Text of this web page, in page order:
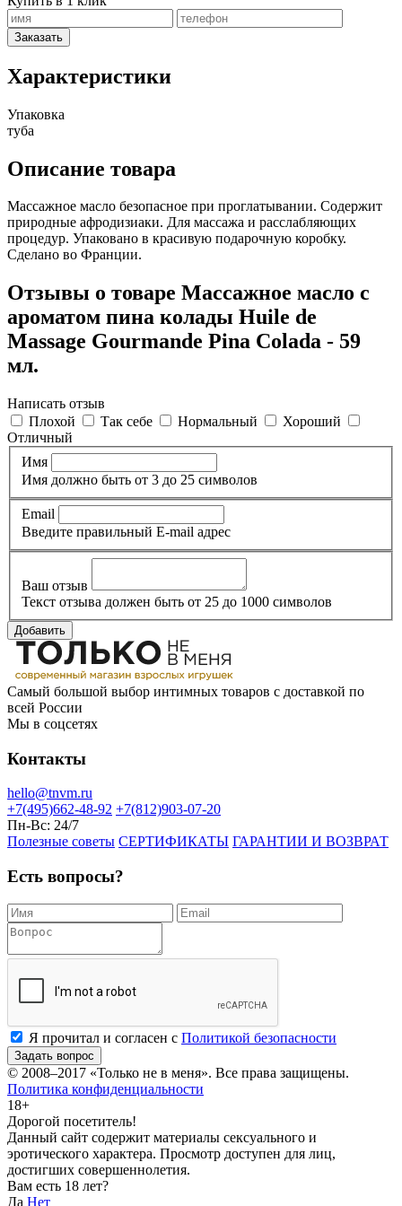
Заказать
Характеристики
Упаковка
туба
Описание товара
Массажное масло безопасное при проглатывании. Содержит
природные афродизиаки. Для массажа и расслабляющих
процедур. Упаковано в красивую подарочную коробку.
Сделано во Франции.
Отзывы о товаре Массажное масло с
ароматом пина колады Huile de
Massage Gourmande Pina Colada - 59
мл.
Написать отзыв
Плохой
Так себе Нормальный
Хороший
Отличный
Имя
Имя должно быть от 3 до 25 символов
Email
Введите правильный E-mail адрес
Ваш отзыв
Текст отзыва должен быть от 25 до 1000 символов
Добавить
Самый большой выбор интимных товаров с доставкой по
всей России
Мы в соцсетях
Контакты
hello@tnvm.ru
+7(495)662-48-92 +7(812)903-07-20
Пн-Вс: 24/7
Полезные советы СЕРТИФИКАТЫ ГАРАНТИИ И ВОЗВРАТ
Есть вопросы?
Я прочитал и согласен с Политикой безопасности
Задать вопрос
© 2008–2017 «Только не в меня». Все права защищены.
Политика конфиденциальности
18+
Дорогой посетитель!
Данный сайт содержит материалы сексуального и
эротического характера. Просмотр доступен для лиц,
достигших совершеннолетия.
Вам есть 18 лет?
Да Нет